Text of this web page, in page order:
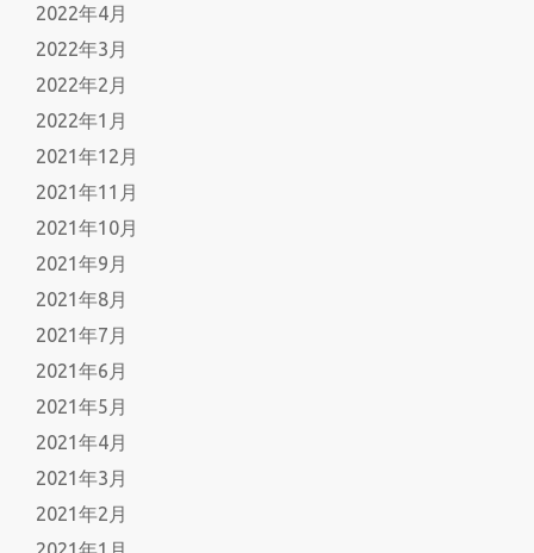
2022年4月
2022年3月
2022年2月
2022年1月
2021年12月
2021年11月
2021年10月
2021年9月
2021年8月
2021年7月
2021年6月
2021年5月
2021年4月
2021年3月
2021年2月